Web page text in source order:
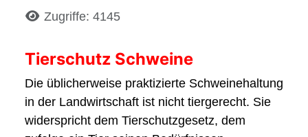
DetailsZugriffe: 4145
Tierschutz Schweine
Die üblicherweise praktizierte Schweinehaltung
in der Landwirtschaft ist nicht tiergerecht. Sie
widerspricht dem Tierschutzgesetz, dem